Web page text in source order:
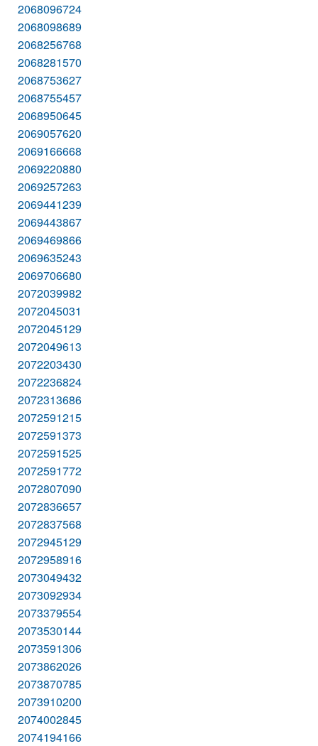
2068096724
2068098689
2068256768
2068281570
2068753627
2068755457
2068950645
2069057620
2069166668
2069220880
2069257263
2069441239
2069443867
2069469866
2069635243
2069706680
2072039982
2072045031
2072045129
2072049613
2072203430
2072236824
2072313686
2072591215
2072591373
2072591525
2072591772
2072807090
2072836657
2072837568
2072945129
2072958916
2073049432
2073092934
2073379554
2073530144
2073591306
2073862026
2073870785
2073910200
2074002845
2074194166